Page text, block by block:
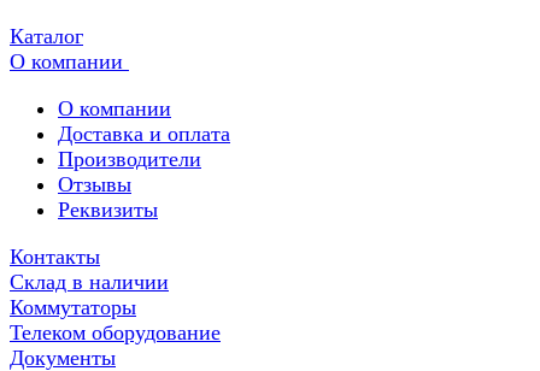
Каталог
О компании
О компании
Доставка и оплата
Производители
Отзывы
Реквизиты
Контакты
Склад в наличии
Коммутаторы
Телеком оборудование
Документы